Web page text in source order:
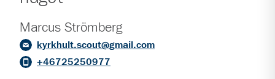
Marcus Strömberg
kyrkhult.scout@gmail.com
+46725250977